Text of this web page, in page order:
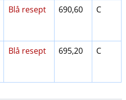
Blå resept 690,60 C
Blå resept 695,20 C